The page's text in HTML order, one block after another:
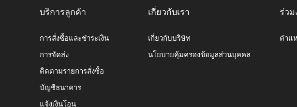
บริการลูกค้า
การสั่งซื้อและชำระเงิน
การจัดส่ง
ติดตามรายการสั่งซื้อ
บัญชีธนาคาร
แจ้งเงินโอน
เกี่ยวกับเรา
เกี่ยวกับบริษัท
นโยบายคุ้มครองข้อมูลส่วนบุคคล
ร่วม
ตำแ